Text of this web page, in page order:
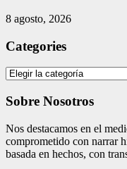
8 agosto, 2026
Categories
Categories
Sobre Nosotros
Nos destacamos en el
comprometido con narrar
basada en hechos, con